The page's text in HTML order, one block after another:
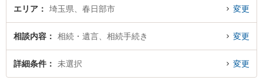
弁護士や南桜井法律事務所の林 優樹弁護士、やまぐち法律事務所の山口 翔一弁
たい』『相続手続きのトラブル解決の実績豊富な近くの弁護士を検索したい』
『初回相談無料で相続手続きを法律相談できる春日部市内の弁護士に相談予約
したい』などでお困りの相談者さんにおすすめです。
エリア 埼玉県、春日部市 変更
相談内容 相続・遺言、相続手続き 変更
詳細条件 未選択 変更